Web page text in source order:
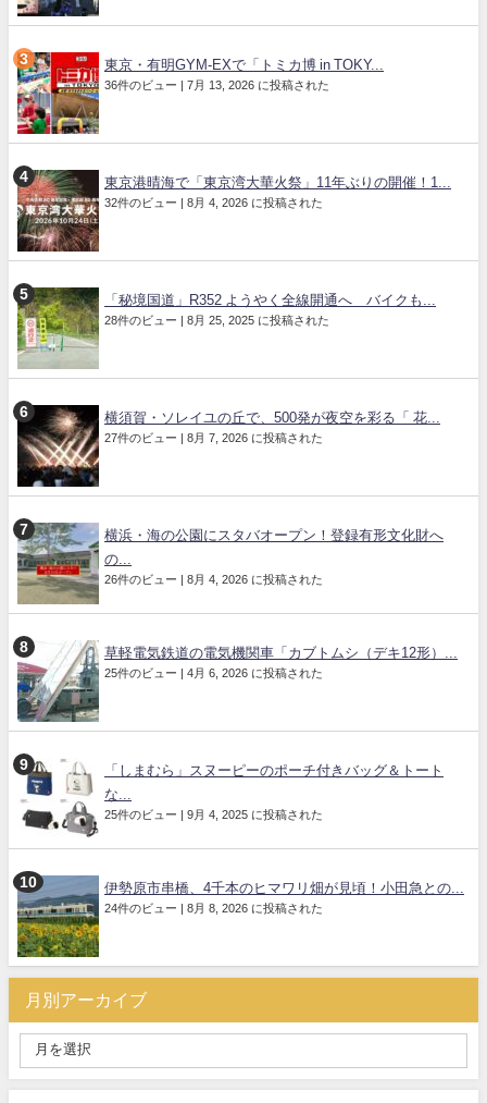
東京・有明GYM-EXで「トミカ博 in TOKY...
36件のビュー | 7月 13, 2026 に投稿された
東京港晴海で「東京湾大華火祭」11年ぶりの開催！1...
32件のビュー | 8月 4, 2026 に投稿された
「秘境国道」R352 ようやく全線開通へ バイクも...
28件のビュー | 8月 25, 2025 に投稿された
横須賀・ソレイユの丘で、500発が夜空を彩る「 花...
27件のビュー | 8月 7, 2026 に投稿された
横浜・海の公園にスタバオープン！登録有形文化財へ
の...
26件のビュー | 8月 4, 2026 に投稿された
草軽電気鉄道の電気機関車「カブトムシ（デキ12形）...
25件のビュー | 4月 6, 2026 に投稿された
「しまむら」スヌーピーのポーチ付きバッグ＆トート
な...
25件のビュー | 9月 4, 2025 に投稿された
伊勢原市串橋、4千本のヒマワリ畑が見頃！小田急との...
24件のビュー | 8月 8, 2026 に投稿された
月別アーカイブ